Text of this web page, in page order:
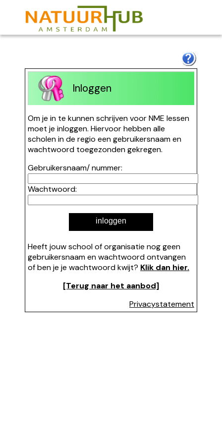
Inloggen
Om je in te kunnen schrijven voor NME lessen
moet je inloggen. Hiervoor hebben alle
scholen in de regio een gebruikersnaam en
wachtwoord toegezonden gekregen.
Gebruikersnaam/ nummer:
Wachtwoord:
inloggen
Heeft jouw school of organisatie nog geen
gebruikersnaam en wachtwoord ontvangen
of ben je je wachtwoord kwijt? Klik dan hier.
[Terug naar het aanbod]
Privacystatement